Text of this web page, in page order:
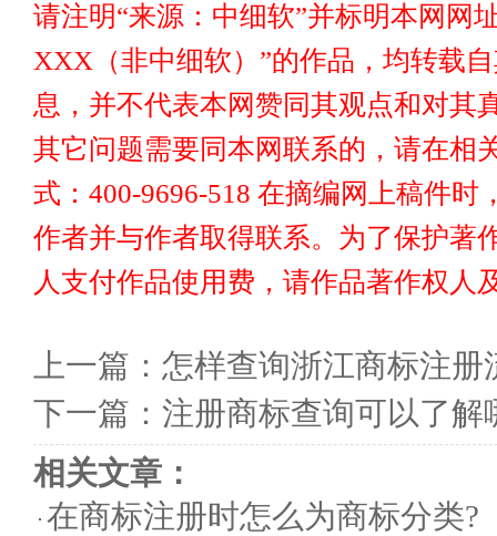
请注明“来源：中细软”并标明本网网
XXX（非中细软）”的作品，均转载
息，并不代表本网赞同其观点和对其
其它问题需要同本网联系的，请在相
式：400-9696-518 在摘编网上稿件
作者并与作者取得联系。为了保护著
人支付作品使用费，请作品著作权人
上一篇： 怎样查询浙江商标注册
下一篇： 注册商标查询可以了解
相关文章：
在商标注册时怎么为商标分类?